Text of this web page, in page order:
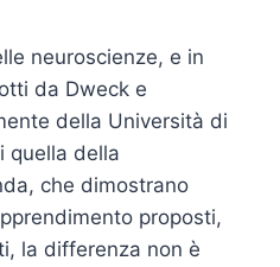
neuroscienze, e in
da Dweck e
della Università di
quella della
che dimostrano
proposti,
la differenza non è